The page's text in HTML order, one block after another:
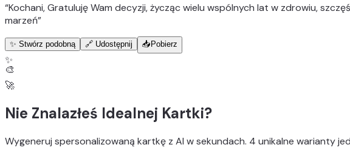
“Kochani, Gratuluję Wam decyzji, życząc wielu wspólnych lat w zdrowiu,
marzeń”
✨ Stwórz podobną 🔗 Udostępnij 📥 Pobierz
✨
🎨
🚀
Nie Znalazłeś Idealnej Kartki?
Wygeneruj spersonalizowaną kartkę z AI w sekundach. 4 unikalne warianty